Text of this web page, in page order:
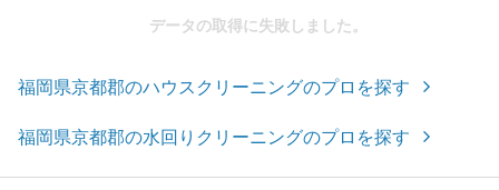
データの取得に失敗しました。
福岡県京都郡のハウスクリーニングのプロを探す
福岡県京都郡の水回りクリーニングのプロを探す